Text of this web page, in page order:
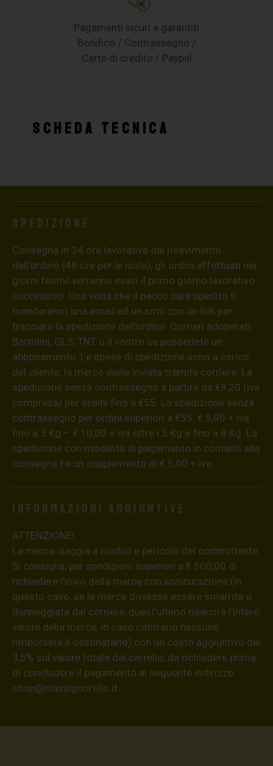
Pagamenti sicuri e garantiti
Bonifico / Contrassegno /
Carte di credito / Paypal
SCHEDA TECNICA
Spedizione
Consegna in 24 ore lavorative dal ricevimento
dell’ordine (48 ore per le isole), gli ordini effettuati nei
giorni festivi verranno evasi il primo giorno lavorativo
successivo. Una volta che il pacco sarà spedito ti
manderemo una email ed un sms con un link per
tracciare la spedizione dell’ordine. Corrieri adoperati:
Bartolini, GLS, TNT o il vostro se possedete un
abbonamento. Le spese di spedizione sono a carico
del cliente; la merce viene inviata tramite corriere. La
spedizione senza contrassegno a partire da €8,20 (iva
compresa) per ordini fino a €55. La spedizione senza
contrassegno per ordini superiori a €55: € 5,90 + iva
fino a 3 Kg – € 10,00 + iva oltre i 3 Kg e fino a 8 Kg. La
spedizione con modalità di pagamento in contanti alla
consegna ha un supplemento di € 5,00 + iva.
Informazioni aggiuntive
ATTENZIONE!
La merce viaggia a rischio e pericolo del committente.
Si consiglia, per spedizioni superiori a € 500,00 di
richiedere l’invio della merce con assicurazione (in
questo caso, se la merce dovesse essere smarrita o
danneggiata dal corriere, quest’ultimo risarcirà l’intero
valore della merce, in caso contrario nessuno
rimborserà il destinatario) con un costo aggiuntivo del
3,5% sul valore totale del carrello, da richiedere prima
di concludere il pagamento al seguente indirizzo:
shop@maxsignorello.it